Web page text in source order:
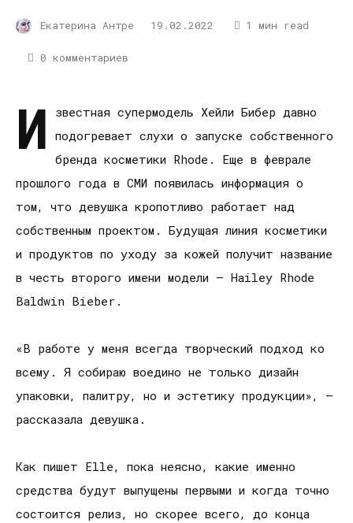
Екатерина Антре 19.02.2022 1 мин read
0 комментариев
И
звестная супермодель Хейли Бибер давно
подогревает слухи о запуске собственного
бренда косметики Rhode. Еще в феврале
прошлого года в СМИ появилась информация о
том, что девушка кропотливо работает над
собственным проектом. Будущая линия косметики
и продуктов по уходу за кожей получит название
в честь второго имени модели – Hailey Rhode
Baldwin Bieber.
«В работе у меня всегда творческий подход ко
всему. Я собираю воедино не только дизайн
упаковки, палитру, но и эстетику продукции», –
рассказала девушка.
Как пишет Elle, пока неясно, какие именно
средства будут выпущены первыми и когда точно
состоится релиз, но скорее всего, до конца